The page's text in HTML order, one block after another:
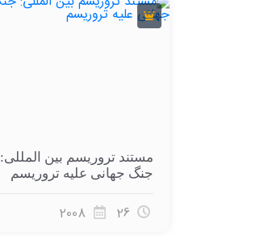
مستند تروریسم بین المللی:
جنگ جهانی علیه تروریسم
26
2008